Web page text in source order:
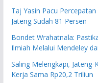
Taj Yasin Pacu
Jateng Sudah 81 Persen
Bondet Wrahatnala:
Ilmiah Melalui Mendeley
Saling Melengkapi,
Kerja Sama Rp20,2 Triliun